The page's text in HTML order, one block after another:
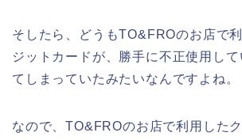
そしたら、どうもTO&FROのお店で
ジットカードが、勝手に不正使用し
てしまっていたみたいなんですよね。
なので、TO&FROのお店で利用した